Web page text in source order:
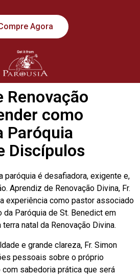
Agora
Renovação
como
Paróquia
Discípulos
paróquia é desafiadora, exigente e,
Aprendiz de Renovação Divina, Fr.
experiência como pastor associado
da Paróquia de St. Benedict em
natal da Renovação Divina.
e grande clareza, Fr. Simon
pessoais sobre o próprio
sabedoria prática que será